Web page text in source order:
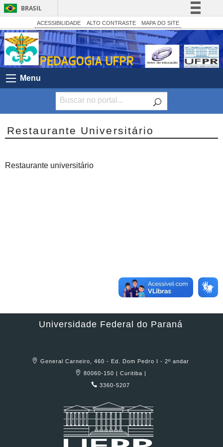
BRASIL
Simplifique!
Comunica BR
Participe
Acesso à informação
Canais
ACESSIBILIDADE ALTO CONTRASTE MAPA DO SITE
Menu
Restaurante Universitário
Restaurante universitário
Universidade Federal do Paraná
General Carneiro, 460 - Ed. Dom Pedro I - 2º andar
80060-150 | Curitiba |
3360-5207